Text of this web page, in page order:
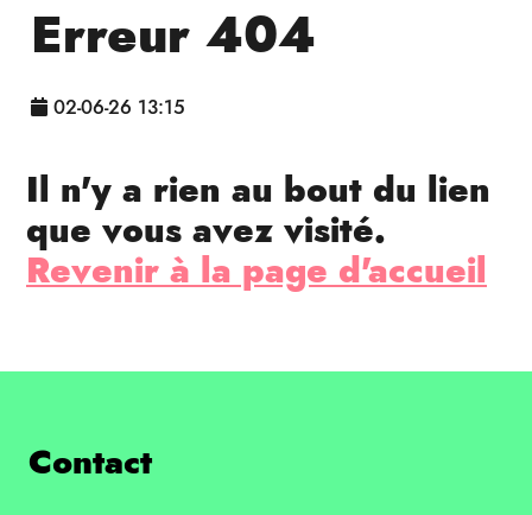
Erreur 404
02-06-26 13:15
Il n'y a rien au bout du lien
que vous avez visité.
Revenir à la page d'accueil
Contact